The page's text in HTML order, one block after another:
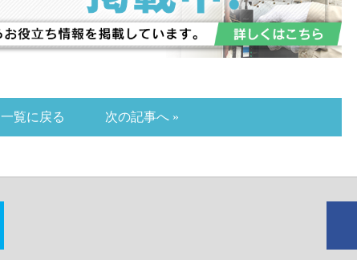
一覧に戻る 次の記事へ »